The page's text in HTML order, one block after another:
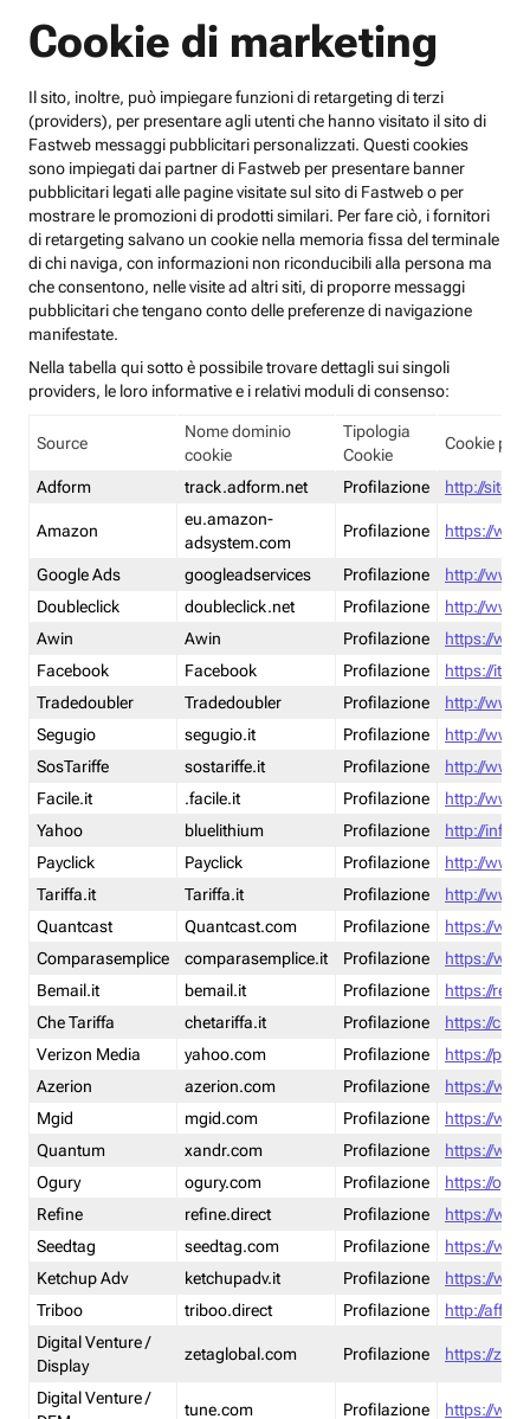
Cookie di marketing
Il sito, inoltre, può impiegare funzioni di retargeting di terzi
(providers), per presentare agli utenti che hanno visitato il sito di
Fastweb messaggi pubblicitari personalizzati. Questi cookies
sono impiegati dai partner di Fastweb per presentare banner
pubblicitari legati alle pagine visitate sul sito di Fastweb o per
mostrare le promozioni di prodotti similari. Per fare ciò, i fornitori
di retargeting salvano un cookie nella memoria fissa del terminale
di chi naviga, con informazioni non riconducibili alla persona ma
che consentono, nelle visite ad altri siti, di proporre messaggi
pubblicitari che tengano conto delle preferenze di navigazione
manifestate.
Nella tabella qui sotto è possibile trovare dettagli sui singoli
providers, le loro informative e i relativi moduli di consenso:
Source
Nome dominio
cookie
Tipologia
Cookie
Cookie
Adform track.adform.net Profilazione http://
Amazon
eu.amazon-
adsystem.com
Profilazione https://
Google Ads googleadservices Profilazione
http://
Doubleclick
doubleclick.net Profilazione
http://
Awin
Awin Profilazione
https://
Facebook
Facebook Profilazione
https://it-
Tradedoubler
Tradedoubler Profilazione
http://
Segugio
segugio.it Profilazione
http://
SosTariffe
sostariffe.it Profilazione
http://
Facile.it
.facile.it Profilazione
http://
Yahoo
bluelithium Profilazione
http://
Payclick
Payclick Profilazione
http://
Tariffa.it
Tariffa.it Profilazione
http://
Quantcast
Quantcast.com Profilazione
https://
Comparasemplice
comparasemplice.it Profilazione
https://
Bemail.it
bemail.it Profilazione
https://
Che Tariffa
chetariffa.it Profilazione
https://
Verizon Media
yahoo.com Profilazione
https://
Azerion
azerion.com Profilazione
https://
Mgid
mgid.com Profilazione
https://
Quantum
xandr.com Profilazione
https://
Ogury
ogury.com Profilazione
https://
Refine
refine.direct Profilazione
https://
Seedtag
seedtag.com Profilazione
https://
Ketchup Adv
ketchupadv.it Profilazione
https://
Triboo
triboo.direct Profilazione
http://
Digital Venture /
Display
zetaglobal.com Profilazione https://
Digital Venture /
tune.com Profilazione https://